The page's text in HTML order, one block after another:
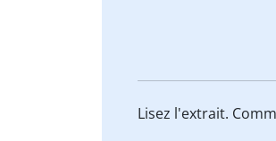
Lisez l'extrait.